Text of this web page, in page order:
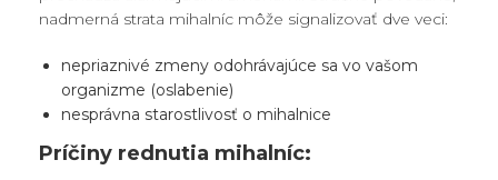
nadmerná strata mihalníc môže signalizovať dve veci:
nepriaznivé zmeny odohrávajúce sa vo vašom
organizme (oslabenie)
nesprávna starostlivosť o mihalnice
Príčiny rednutia mihalníc: